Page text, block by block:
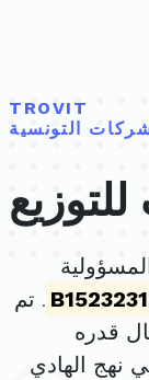
TROVIT
التونسية
. تم
نهج الهادي